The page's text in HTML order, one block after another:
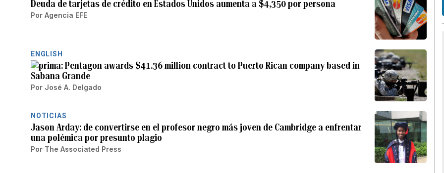
Deuda de tarjetas de crédito en Estados Unidos aumenta a $4,350 por persona
Por Agencia EFE
ENGLISH
Pentagon awards $41.36 million contract to Puerto Rican company based in
Sabana Grande
Por José A. Delgado
NOTICIAS
Jason Arday: de convertirse en el profesor negro más joven de Cambridge a enfrentar
una polémica por presunto plagio
Por The Associated Press